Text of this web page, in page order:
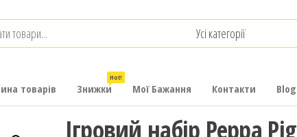
товарів Знижки
Hot!
Мої Бажання Контакти Blog
Ігровий набір Peppa Pig